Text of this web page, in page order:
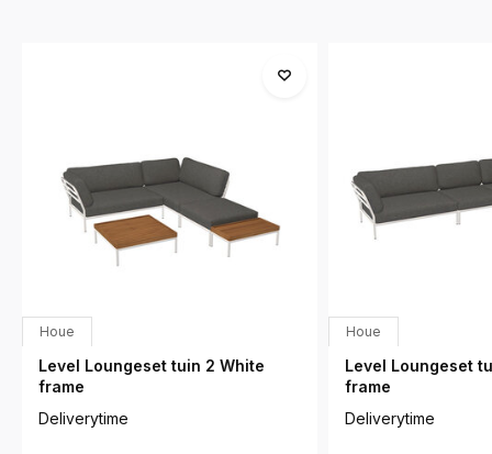
Houe
Level Loungeset tuin 2 White
frame
Deliverytime
Houe
Level Loungeset
frame
Deliverytime